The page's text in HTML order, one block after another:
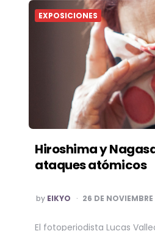
EXPOSICIONES
Hiroshima y
ataques atómicos
POSTED
BY
by EIKYO 26 DE
El fotoperiodista Lucas